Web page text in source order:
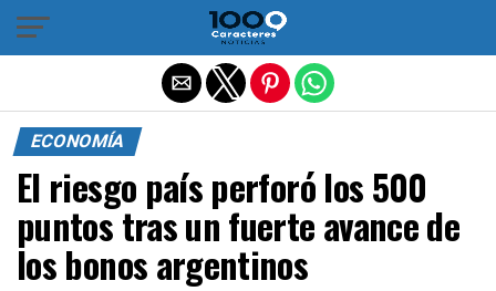
ECONOMÍA
El riesgo país perforó los 500
puntos tras un fuerte avance de
los bonos argentinos
Salir de la versión móvil